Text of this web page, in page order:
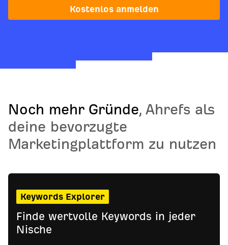
Kostenlos anmelden
Noch mehr Gründe, Ahrefs als
deine bevorzugte
Marketingplattform zu nutzen
Keywords Explorer
Finde wertvolle Keywords in jeder
Nische